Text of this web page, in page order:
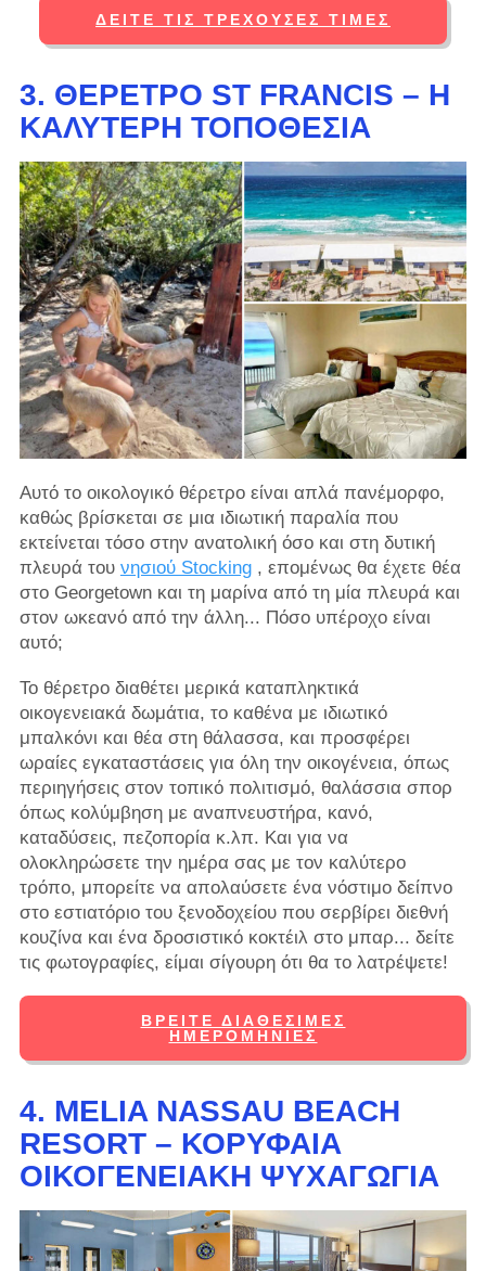
ΔΕΊΤΕ ΤΙΣ ΤΡΈΧΟΥΣΕΣ ΤΙΜΈΣ
3. ΘΈΡΕΤΡΟ ST FRANCIS – Η
ΚΑΛΎΤΕΡΗ ΤΟΠΟΘΕΣΊΑ
Αυτό το οικολογικό θέρετρο είναι απλά πανέμορφο,
καθώς βρίσκεται σε μια ιδιωτική παραλία που
εκτείνεται τόσο στην ανατολική όσο και στη δυτική
πλευρά του νησιού Stocking, επομένως θα έχετε θέα
στο Georgetown και τη μαρίνα από τη μία πλευρά και
στον ωκεανό από την άλλη... Πόσο υπέροχο είναι
αυτό;
Το θέρετρο διαθέτει μερικά καταπληκτικά
οικογενειακά δωμάτια, το καθένα με ιδιωτικό
μπαλκόνι και θέα στη θάλασσα, και προσφέρει
ωραίες εγκαταστάσεις για όλη την οικογένεια, όπως
περιηγήσεις στον τοπικό πολιτισμό, θαλάσσια σπορ
όπως κολύμβηση με αναπνευστήρα, κανό,
καταδύσεις, πεζοπορία κ.λπ. Και για να
ολοκληρώσετε την ημέρα σας με τον καλύτερο
τρόπο, μπορείτε να απολαύσετε ένα νόστιμο δείπνο
στο εστιατόριο του ξενοδοχείου που σερβίρει διεθνή
κουζίνα και ένα δροσιστικό κοκτέιλ στο μπαρ... δείτε
τις φωτογραφίες, είμαι σίγουρη ότι θα το λατρέψετε!
ΒΡΕΊΤΕ ΔΙΑΘΈΣΙΜΕΣ
ΗΜΕΡΟΜΗΝΊΕΣ
4. MELIA NASSAU BEACH
RESORT – ΚΟΡΥΦΑΊΑ
ΟΙΚΟΓΕΝΕΙΑΚΉ ΨΥΧΑΓΩΓΊΑ